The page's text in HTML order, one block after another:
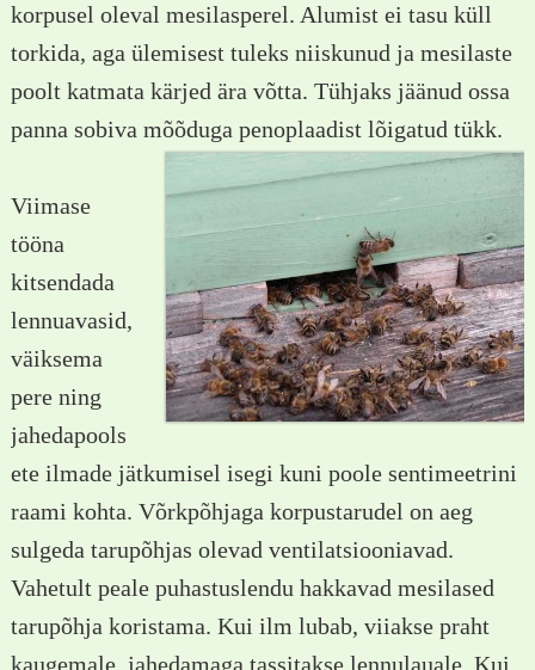
korpusel oleval mesilasperel. Alumist ei tasu küll
torkida, aga ülemisest tuleks niiskunud ja mesilaste
poolt katmata kärjed ära võtta. Tühjaks jäänud ossa
panna sobiva mõõduga penoplaadist lõigatud tükk.
Viimase
tööna
kitsendada
lennuavasid,
väiksema
pere ning
jahedapools
ete ilmade jätkumisel isegi kuni poole sentimeetrini
raami kohta. Võrkpõhjaga korpustarudel on aeg
sulgeda tarupõhjas olevad ventilatsiooniavad.
Vahetult peale puhastuslendu hakkavad mesilased
tarupõhja koristama. Kui ilm lubab, viiakse praht
kaugemale, jahedamaga tassitakse lennulauale. Kui